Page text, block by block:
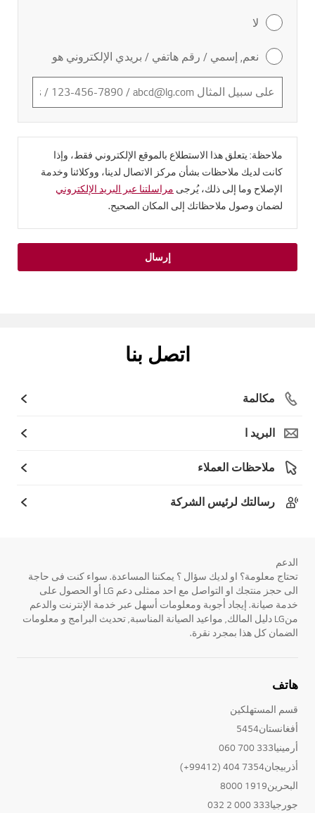
لا
نعم, إسمي / رقم هاتفي / بريدي الإلكتروني هو
ملاحظة: يتعلق هذا الاستطلاع بالموقع الإلكتروني فقط، وإذا
كانت لديك ملاحظات بشأن مركز الاتصال لدينا، ووكلائنا وخدمة
الإصلاح وما إلى ذلك، يُرجى مراسلتنا عبر البريد الإلكتروني
لضمان وصول ملاحظاتك إلى المكان الصحيح.
إرسال
اتصل بنا
مكالمة
البريد ا
ملاحظات العملاء
رسالتك لرئيس الشركة
الدعم
تحتاج معلومة؟ او لديك سؤال ؟ يمكننا المساعدة. سواء كنت فى حاجة
الى حجز منتجك او التواصل مع احد ممثلى دعم LG أو الحصول على
خدمة صيانة. إيجاد أجوبة ومعلومات أسهل عبر خدمة الإنترنت والدعم
منLG دليل المالك, مواعيد الصيانة المناسبة, تحديث البرامج و معلومات
الضمان كل هذا بمجرد نقرة.
هاتف
قسم المستهلكين
أفغانستان5454
أرمينيا333 700 060
أذربيجان7354 404 (99412+)
البحرين1919 8000
جورجيا333 000 2 032